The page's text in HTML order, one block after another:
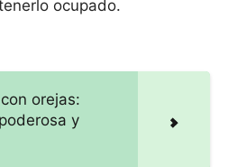
ocupado.
orejas:
y